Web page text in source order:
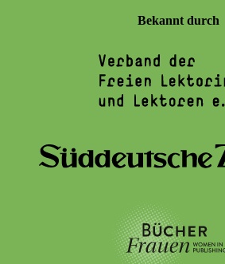
Bekannt durch